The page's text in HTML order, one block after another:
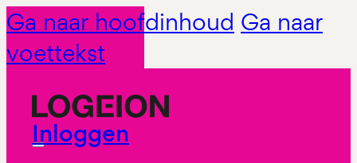
Ga naar hoofdinhoud Ga naar
voettekst
Inloggen